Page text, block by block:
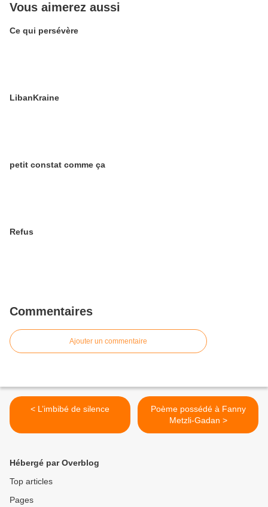
Vous aimerez aussi
Ce qui persévère
LibanKraine
petit constat comme ça
Refus
Commentaires
Ajouter un commentaire
< L’imbibé de silence
Poème possédé à Fanny
Metzli-Gadan >
Hébergé par Overblog
Top articles
Pages